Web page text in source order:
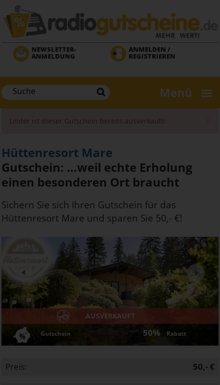
Direkt
zum
Inhalt
NEWSLETTER-
ANMELDUNG
ANMELDEN /
REGISTRIEREN
Menü
Fehlermeldung
Leider ist dieser Gutschein bereits ausverkauft!
Hüttenresort Mare
Gutschein: …weil echte Erholung
einen besonderen Ort braucht
Sichern Sie sich Ihren Gutschein für das
Hüttenresort Mare und sparen Sie 50,- €!
AUSVERKAUFT
Gutschein 50% Rabatt
Next
Preis: 50,- €